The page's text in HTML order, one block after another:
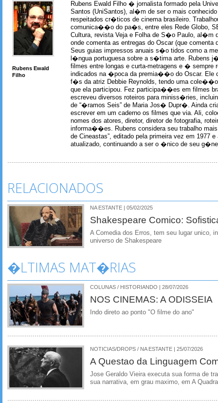
Rubens Ewald
Filho
Rubens Ewald Filho � jornalista formado pela
Santos (UniSantos), al�m de ser o mais
respeitados cr�ticos de cinema brasileiro.
comunica��o do pa�s, entre eles Rede Globo,
Cultura, revista Veja e Folha de S�o Paulo, al�m
onde comenta as entregas do Oscar (que comenta
Seus guias impressos anuais s�o tidos como a
l�ngua portuguesa sobre a s�tima arte. Rubens
filmes entre longas e curta-metragens e � sempre
indicados na �poca da premia��o do Oscar. Ele
f�s da atriz Debbie Reynolds, tendo uma
que ela participou. Fez participa��es em filmes
escreveu diversos roteiros para miniss�ries,
de “�ramos Seis” de Maria Jos� Dupr�. Ainda
escrever em um caderno os filmes que via. Ali,
nomes dos atores, diretor, diretor de fotografia,
informa��es. Rubens considera seu trabalho
de Cineastas”, editado pela primeira vez em 1977 e
atualizado, continuando a ser o �nico de seu
RELACIONADOS
NA ESTANTE | 05/02/2025
Shakespeare Comico:
A Comedia dos Erros, tem seu lugar unico,
universo de Shakespeare
�LTIMAS MAT�RIAS
COLUNAS / HISTORIANDO | 28/07/2026
NOS CINEMAS: A ODISSEIA
Indo direto ao ponto "O filme do ano"
NOTICIAS/DROPS / NA ESTANTE | 25/07/2026
A Questao da Linguagem
Jose Geraldo Vieira executa sua forma de
sua narrativa, em grau maximo, em A